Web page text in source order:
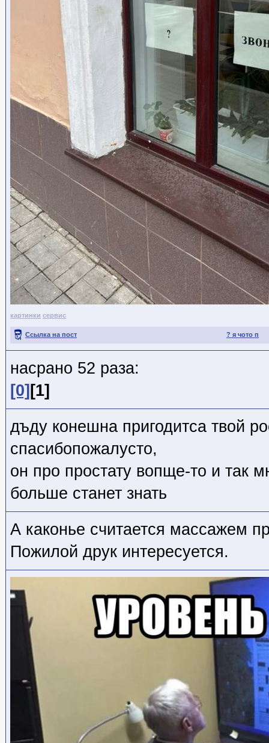
картинки сервис
? я чото п
Ссылка на пост
насрано 52 раза:
[0] [1]
дъду конешна пригодитса твой
спасибопожалусто,
он про простату вопще-то и так
больше станет знать
А каконье считается массажем
Пожилой друк интересуется.